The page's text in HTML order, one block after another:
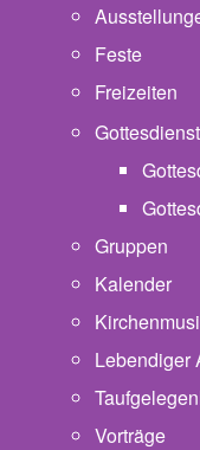
Feste
Freizeiten
Gruppen
Kalender
Lebendiger
Vorträge